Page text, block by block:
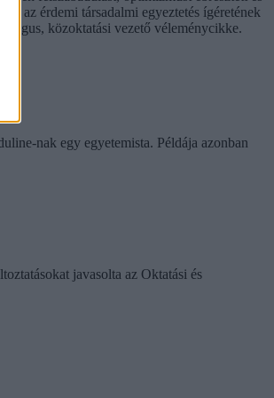
az érdemi társadalmi egyeztetés ígéretének
közoktatási vezető véleménycikke.
nak egy egyetemista. Példája azonban
javasolta az Oktatási és